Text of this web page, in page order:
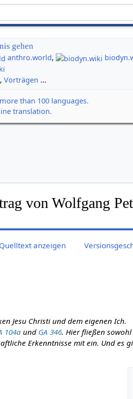
gehen
anthro.world,
,Vorträgen ...
than 100 languages.
translation.
von Wolfgang
Quelltext anzeigen
Jesu Christi und dem eigenen Ich.
104aund GA 346. Hier fließen sowohl
Erkenntnisse mit ein. Und es